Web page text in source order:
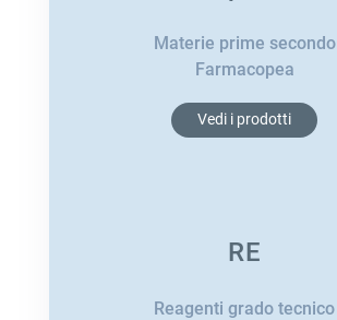
Materie prime secondo
Farmacopea
Vedi i prodotti
RE
Reagenti grado tecnico